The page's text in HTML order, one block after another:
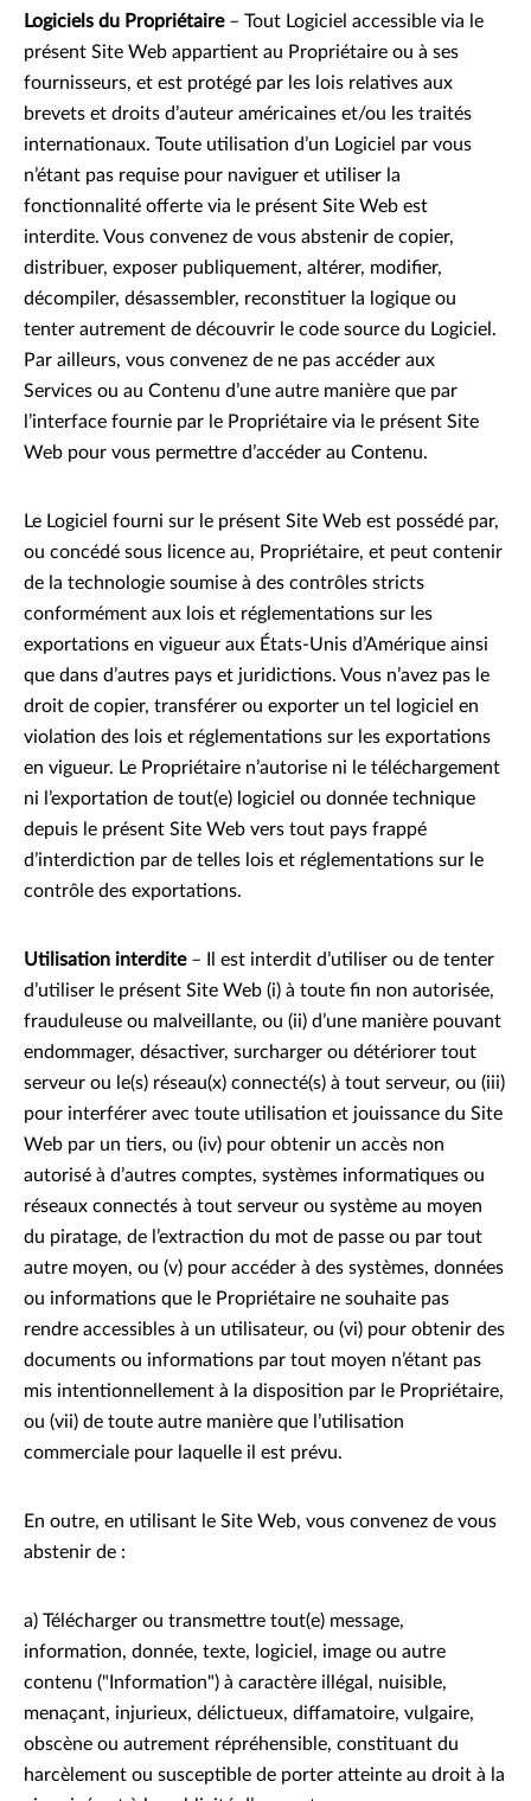
Logiciels du Propriétaire – Tout Logiciel accessible via le
présent Site Web appartient au Propriétaire ou à ses
fournisseurs, et est protégé par les lois relatives aux
brevets et droits d’auteur américaines et/ou les traités
internationaux. Toute utilisation d’un Logiciel par vous
n’étant pas requise pour naviguer et utiliser la
fonctionnalité offerte via le présent Site Web est
interdite. Vous convenez de vous abstenir de copier,
distribuer, exposer publiquement, altérer, modifier,
décompiler, désassembler, reconstituer la logique ou
tenter autrement de découvrir le code source du Logiciel.
Par ailleurs, vous convenez de ne pas accéder aux
Services ou au Contenu d’une autre manière que par
l’interface fournie par le Propriétaire via le présent Site
Web pour vous permettre d’accéder au Contenu.
Le Logiciel fourni sur le présent Site Web est possédé par,
ou concédé sous licence au, Propriétaire, et peut contenir
de la technologie soumise à des contrôles stricts
conformément aux lois et réglementations sur les
exportations en vigueur aux États-Unis d’Amérique ainsi
que dans d’autres pays et juridictions. Vous n’avez pas le
droit de copier, transférer ou exporter un tel logiciel en
violation des lois et réglementations sur les exportations
en vigueur. Le Propriétaire n’autorise ni le téléchargement
ni l’exportation de tout(e) logiciel ou donnée technique
depuis le présent Site Web vers tout pays frappé
d’interdiction par de telles lois et réglementations sur le
contrôle des exportations.
Utilisation interdite– Il est interdit d’utiliser ou de tenter
d’utiliser le présent Site Web (i) à toute fin non autorisée,
frauduleuse ou malveillante, ou (ii) d’une manière pouvant
endommager, désactiver, surcharger ou détériorer tout
serveur ou le(s) réseau(x) connecté(s) à tout serveur, ou (iii)
pour interférer avec toute utilisation et jouissance du Site
Web par un tiers, ou (iv) pour obtenir un accès non
autorisé à d’autres comptes, systèmes informatiques ou
réseaux connectés à tout serveur ou système au moyen
du piratage, de l’extraction du mot de passe ou par tout
autre moyen, ou (v) pour accéder à des systèmes, données
ou informations que le Propriétaire ne souhaite pas
rendre accessibles à un utilisateur, ou (vi) pour obtenir des
documents ou informations par tout moyen n’étant pas
mis intentionnellement à la disposition par le Propriétaire,
ou (vii) de toute autre manière que l’utilisation
commerciale pour laquelle il est prévu.
En outre, en utilisant le Site Web, vous convenez de vous
abstenir de :
a) Télécharger ou transmettre tout(e) message,
information, donnée, texte, logiciel, image ou autre
contenu ("Information") à caractère illégal, nuisible,
menaçant, injurieux, délictueux, diffamatoire, vulgaire,
obscène ou autrement répréhensible, constituant du
harcèlement ou susceptible de porter atteinte au droit à la